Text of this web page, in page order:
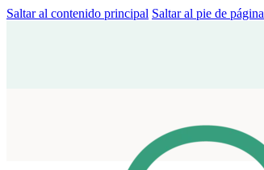
Saltar al contenido principal Saltar al pie de página